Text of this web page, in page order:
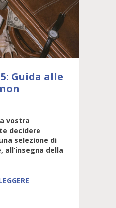
Guida alle
vostra
decidere
selezione di
all’insegna della